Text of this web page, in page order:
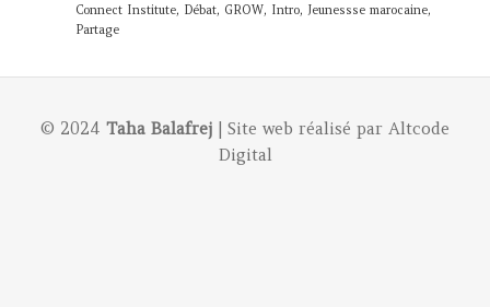
Connect Institute, Débat, GROW, Intro, Jeunessse marocaine,
Partage
© 2024 Taha Balafrej | Site web réalisé par Altcode
Digital